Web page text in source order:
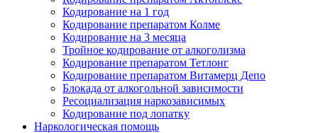
Кодирование на 1 год
Кодирование препаратом Колме
Кодирование на 3 месяца
Тройное кодирование от алкоголизма
Кодирование препаратом Тетлонг
Кодирование препаратом Витамерц Депо
Блокада от алкогольной зависимости
Ресоциализация наркозависимых
Кодирование под лопатку
Наркологическая помощь